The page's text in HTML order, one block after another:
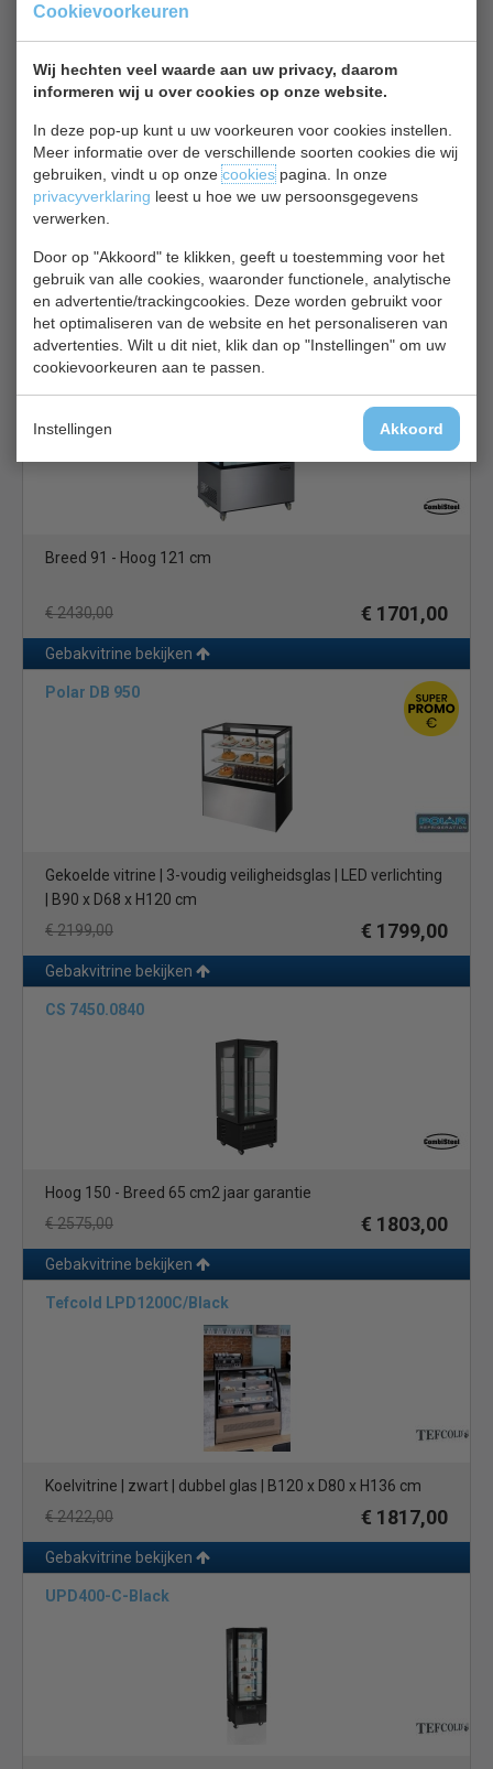
Cookievoorkeuren
Wij hechten veel waarde aan uw privacy, daarom
informeren wij u over cookies op onze website.
In deze pop-up kunt u uw voorkeuren voor cookies instellen.
Meer informatie over de verschillende soorten cookies die wij
gebruiken, vindt u op onzecookiespagina. In onze
privacyverklaring leest u hoe we uw persoonsgegevens
verwerken.
Door op "Akkoord" te klikken, geeft u toestemming voor het
gebruik van alle cookies, waaronder functionele, analytische
en advertentie/trackingcookies. Deze worden gebruikt voor
het optimaliseren van de website en het personaliseren van
advertenties. Wilt u dit niet, klik dan op "Instellingen" om uw
cookievoorkeuren aan te passen.
Instellingen Akkoord
Gebakvitrine bekijken
€ 2200,00 € 1650,00
Gebakvitrine bekijken
CS 7487.0015
Breed 91 - Hoog 121 cm
€ 2430,00 € 1701,00
Gebakvitrine bekijken
Polar DB 950
Gekoelde vitrine | 3-voudig veiligheidsglas | LED verlichting
| B90 x D68 x H120 cm
€ 2199,00
€ 1799,00
Gebakvitrine bekijken
CS 7450.0840
Hoog 150 - Breed 65 cm2 jaar garantie
€ 2575,00
€ 1803,00
Gebakvitrine bekijken
Tefcold LPD1200C/Black
Koelvitrine | zwart | dubbel glas | B120 x D80 x H136 cm
€ 2422,00
€ 1817,00
Gebakvitrine bekijken
UPD400-C-Black